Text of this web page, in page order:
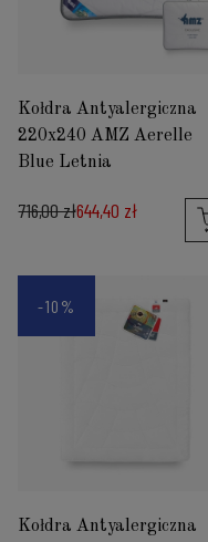
Kołdra Antyalergiczna
220x240 AMZ Aerelle
Blue Letnia
716,00 zł644,40 zł
Kołdra Antyalergiczna
-10%